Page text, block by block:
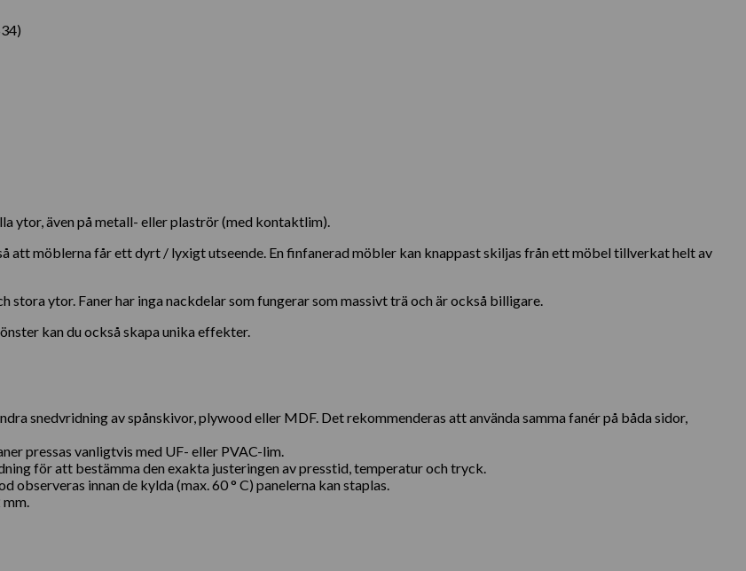
ytor, även på metall- eller plaströr (med kontaktlim).
att möblerna får ett dyrt / lyxigt utseende. En finfanerad möbler kan knappast skiljas från ett möbel tillverkat helt av
ytor. Faner har inga nackdelar som fungerar som massivt trä och är också billigare.
kan du också skapa unika effekter.
snedvridning av spånskivor, plywood eller MDF. Det rekommenderas att använda samma fanér på båda sidor,
pressas vanligtvis med UF- eller PVAC-lim.
för att bestämma den exakta justeringen av presstid, temperatur och tryck.
innan de kylda (max. 60 ° C) panelerna kan staplas.